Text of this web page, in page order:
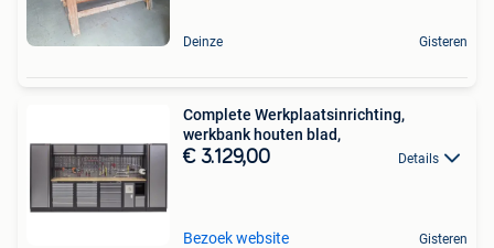
Deinze Gisteren
Complete Werkplaatsinrichting,
werkbank houten blad,
€ 3.129,00 Details
Bezoek website Gisteren